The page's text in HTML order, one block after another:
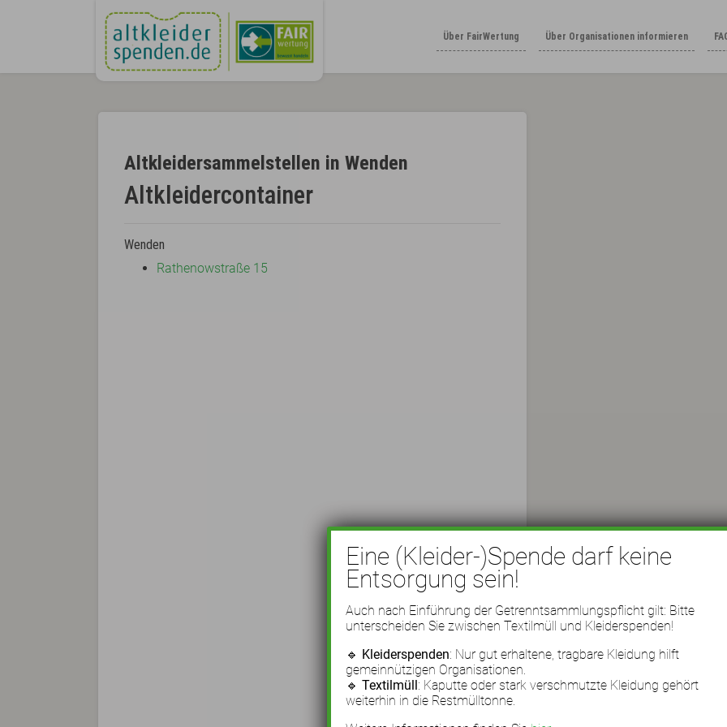
Über FairWertung Über Organisationen informieren
Altkleidersammelstellen in Wenden
Altkleidercontainer
Wenden
Rathenowstraße 15
Eine (Kleider-)Spende darf keine
Entsorgung sein!
Auch nach Einführung der Getrenntsammlungspflicht gilt: Bitte
unterscheiden Sie zwischen Textilmüll und Kleiderspenden!
🔹 Kleiderspenden: Nur gut erhaltene, tragbare Kleidung hilft
gemeinnützigen Organisationen.
🔹Textilmüll: Kaputte oder stark verschmutzte Kleidung gehört
weiterhin in die Restmülltonne.